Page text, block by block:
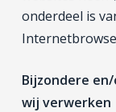
onderdeel is
Bijzondere
wij verwerken